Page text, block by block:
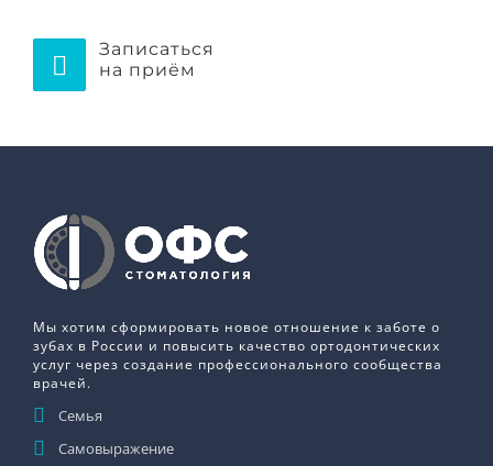
Записаться
на приём
Мы хотим сформировать новое отношение к заботе о
зубах в России и повысить качество ортодонтических
услуг через создание профессионального сообщества
врачей.
Семья
Самовыражение